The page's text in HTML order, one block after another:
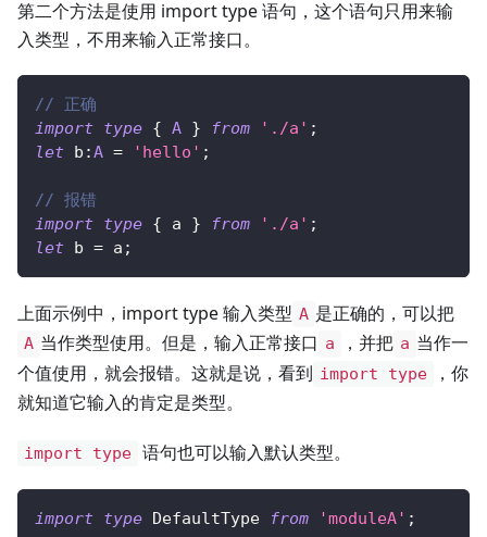
第二个方法是使用 import type 语句，这个语句只用来输
入类型，不用来输入正常接口。
// 正确
import type { A } from './a' ;
let b :A = 'hello' ;
// 报错
import type { a } from './a' ;
let b = a ;
上面示例中，import type 输入类型 A 是正确的，可以把
A 当作类型使用。但是，输入正常接口 a ，并把 a 当作一
个值使用，就会报错。这就是说，看到 import type
，你
就知道它输入的肯定是类型。
import type 语句也可以输入默认类型。
import type DefaultType from 'moduleA' ;